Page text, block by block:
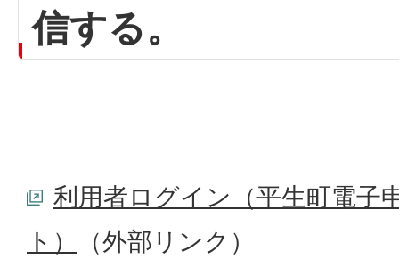
信する。
利用者ログイン（平生町電子
ト）
（外部リンク）